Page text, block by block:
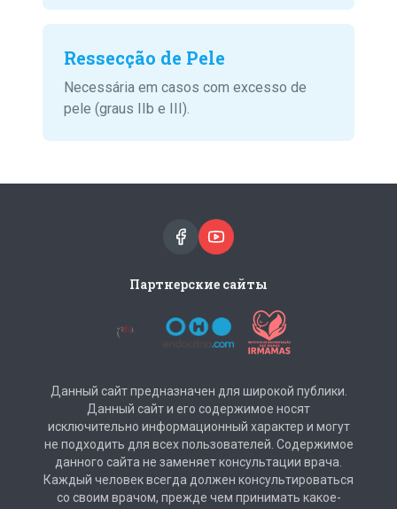
Ressecção de Pele
Necessária em casos com excesso de
pele (graus IIb e III).
Партнерские сайты
Данный сайт предназначен для широкой публики.
Данный сайт и его содержимое носят
исключительно информационный характер и могут
не подходить для всех пользователей. Содержимое
данного сайта не заменяет консультации врача.
Каждый человек всегда должен консультироваться
со своим врачом, прежде чем принимать какое-